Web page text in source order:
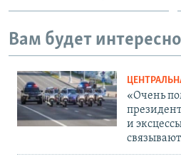
Вам будет интересно
«Очень
и
связывают